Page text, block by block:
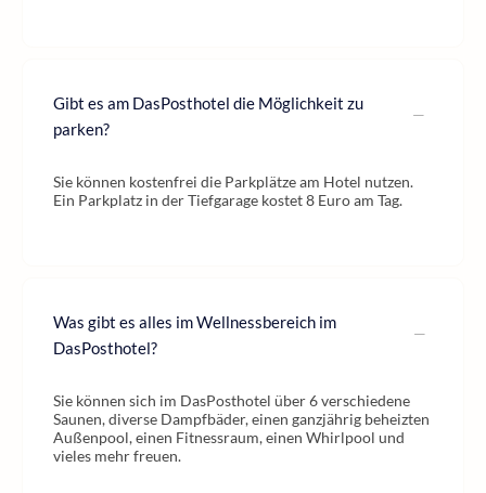
Gibt es am DasPosthotel die Möglichkeit zu
parken?
Sie können kostenfrei die Parkplätze am Hotel nutzen.
Ein Parkplatz in der Tiefgarage kostet 8 Euro am Tag.
Was gibt es alles im Wellnessbereich im
DasPosthotel?
Sie können sich im DasPosthotel über 6 verschiedene
Saunen, diverse Dampfbäder, einen ganzjährig beheizten
Außenpool, einen Fitnessraum, einen Whirlpool und
vieles mehr freuen.